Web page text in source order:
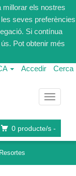
millorar els nostres
seves preferències
Si contínua
Pot obtenir més
Accedir Cerca
0 producte/s -
Resortes